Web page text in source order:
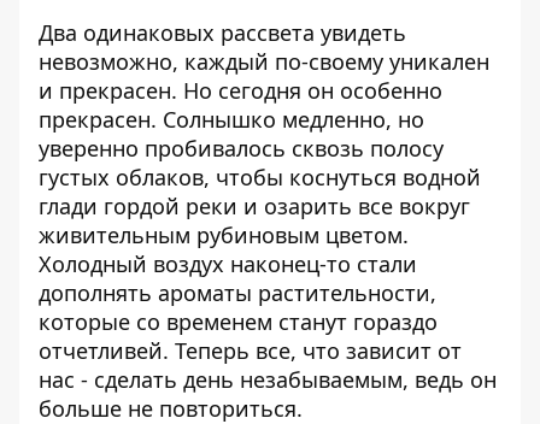
Два одинаковых рассвета увидеть
невозможно, каждый по-своему уникален
и прекрасен. Но сегодня он особенно
прекрасен. Солнышко медленно, но
уверенно пробивалось сквозь полосу
густых облаков, чтобы коснуться водной
глади гордой реки и озарить все вокруг
живительным рубиновым цветом.
Холодный воздух наконец-то стали
дополнять ароматы растительности,
которые со временем станут гораздо
отчетливей. Теперь все, что зависит от
нас - сделать день незабываемым, ведь он
больше не повториться.